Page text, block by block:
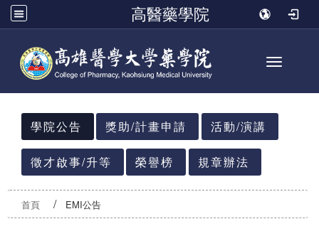
高醫藥學院
Toggle
:::
學院公告
獎助/計畫申請 活動/演講
徵才啟事/升等 榮譽榜 規章辦法
首頁 EMI公告